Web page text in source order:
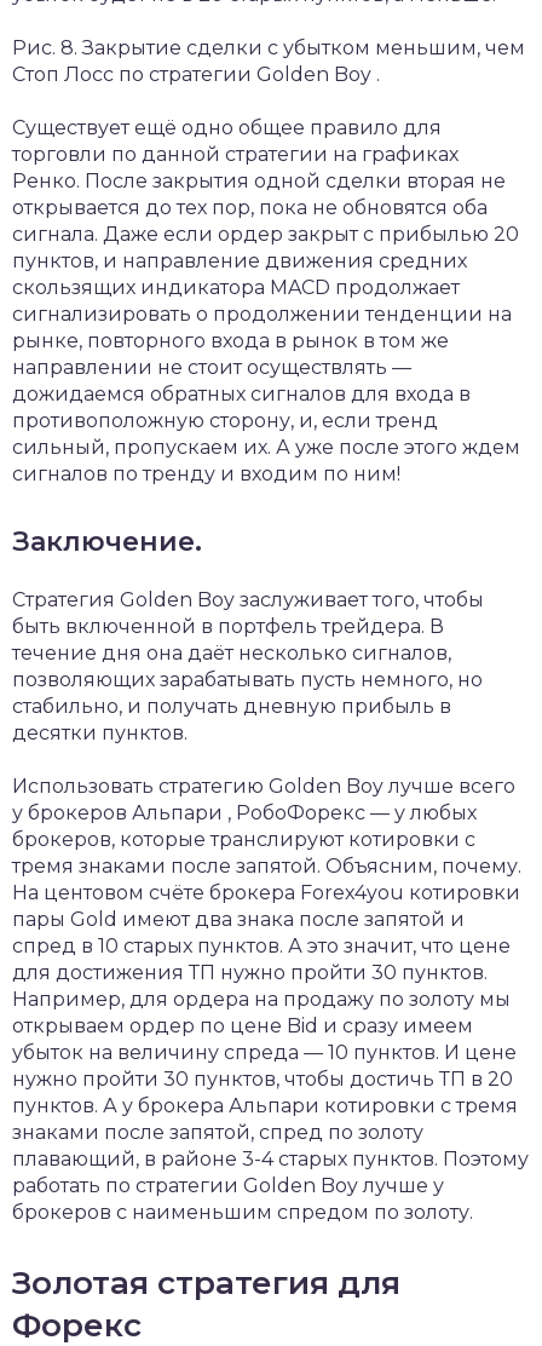
Рис. 8. Закрытие сделки с убытком меньшим, чем
Стоп Лосс по стратегии Golden Boy .
Существует ещё одно общее правило для
торговли по данной стратегии на графиках
Ренко. После закрытия одной сделки вторая не
открывается до тех пор, пока не обновятся оба
сигнала. Даже если ордер закрыт с прибылью 20
пунктов, и направление движения средних
скользящих индикатора MACD продолжает
сигнализировать о продолжении тенденции на
рынке, повторного входа в рынок в том же
направлении не стоит осуществлять —
дожидаемся обратных сигналов для входа в
противоположную сторону, и, если тренд
сильный, пропускаем их. А уже после этого ждем
сигналов по тренду и входим по ним!
Заключение.
Стратегия Golden Boy заслуживает того, чтобы
быть включенной в портфель трейдера. В
течение дня она даёт несколько сигналов,
позволяющих зарабатывать пусть немного, но
стабильно, и получать дневную прибыль в
десятки пунктов.
Использовать стратегию Golden Boy лучше всего
у брокеров Альпари , РобоФорекс — у любых
брокеров, которые транслируют котировки с
тремя знаками после запятой. Объясним, почему.
На центовом счёте брокера Forex4you котировки
пары Gold имеют два знака после запятой и
спред в 10 старых пунктов. А это значит, что цене
для достижения ТП нужно пройти 30 пунктов.
Например, для ордера на продажу по золоту мы
открываем ордер по цене Bid и сразу имеем
убыток на величину спреда — 10 пунктов. И цене
нужно пройти 30 пунктов, чтобы достичь ТП в 20
пунктов. А у брокера Альпари котировки с тремя
знаками после запятой, спред по золоту
плавающий, в районе 3-4 старых пунктов. Поэтому
работать по стратегии Golden Boy лучше у
брокеров с наименьшим спредом по золоту.
Золотая стратегия для
Форекс